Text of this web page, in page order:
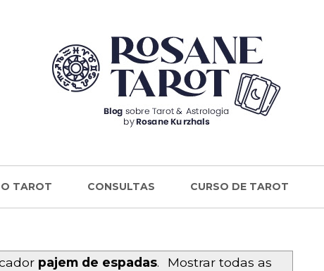
O TAROT CONSULTAS CURSO DE TAROT
pajem de espadas.
Mostrar todas as